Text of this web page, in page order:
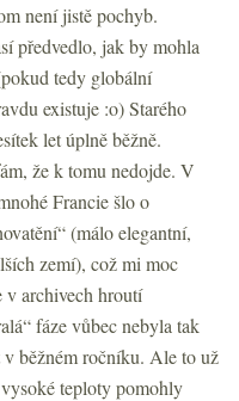
není jistě pochyb.
předvedlo, jak by mohla
tedy globální
existuje :o) Starého
let úplně běžně.
že k tomu nedojde. V
Francie šlo o
(málo elegantní,
zemí), což mi moc
archivech hroutí
fáze vůbec nebyla tak
běžném ročníku. Ale to už
teploty pomohly